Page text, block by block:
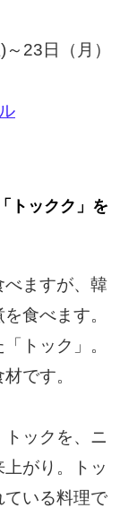
23日（月）
トックク」を
べますが、韓
食べます。
トック」。
です。
ックを、ニ
がり。トッ
ている料理で